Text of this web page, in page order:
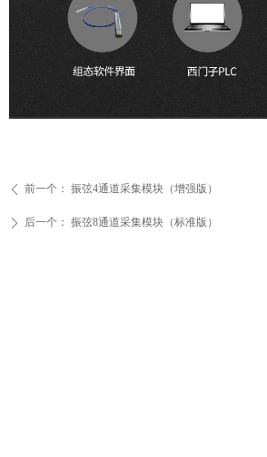
ꄴ 前一个： 振弦4通道采集模块（增强版）
ꄲ 后一个： 振弦8通道采集模块（标准版）